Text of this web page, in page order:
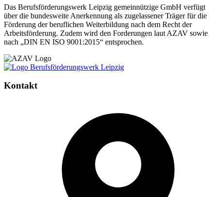
Das Berufsförderungswerk Leipzig gemeinnützige GmbH verfügt
über die bundesweite Anerkennung als zugelassener Träger für die
Förderung der beruflichen Weiterbildung nach dem Recht der
Arbeitsförderung. Zudem wird den Forderungen laut AZAV sowie
nach „DIN EN ISO 9001:2015“ entsprochen.
Kontakt